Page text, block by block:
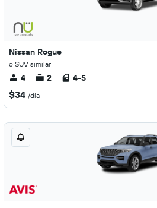
Nissan Rogue
o SUV similar
4 2 4-5
$34 /día